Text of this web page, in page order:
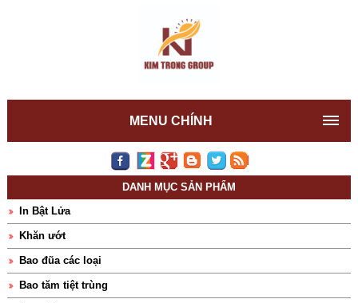
MENU CHÍNH
DANH MỤC SẢN PHẨM
In Bật Lửa
Khăn ướt
Bao đũa các loại
Bao tăm tiệt trùng